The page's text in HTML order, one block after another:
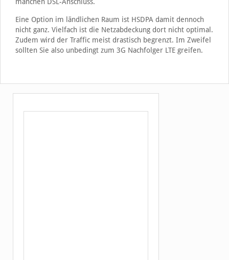
Eine Option im ländlichen Raum ist HSDPA damit dennoch
nicht ganz. Vielfach ist die Netzabdeckung dort nicht optimal.
Zudem wird der Traffic meist drastisch begrenzt. Im Zweifel
sollten Sie also unbedingt zum 3G Nachfolger LTE greifen.